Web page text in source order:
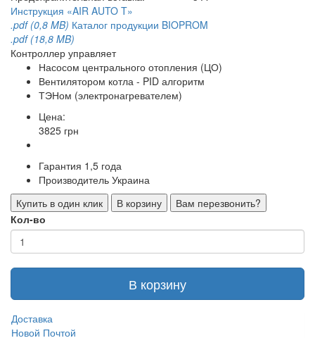
Инструкция «AIR AUTO T»
.pdf (0,8 MB) Каталог продукции BIOPROM
.pdf (18,8 MB)
Контроллер управляет
Насосом центрального отопления (ЦО)
Вентилятором котла - PID алгоритм
ТЭНом (электронагревателем)
Цена:
3825 грн
Гарантия 1,5 года
Производитель Украина
Купить в один клик
В корзину
Вам перезвонить?
Кол-во
В корзину
Доставка
Новой Почтой